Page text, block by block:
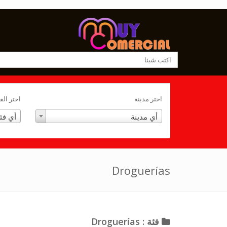
اختر مدينة
أي مدينة
اختر
أي
Droguerías
فئة : Droguerías